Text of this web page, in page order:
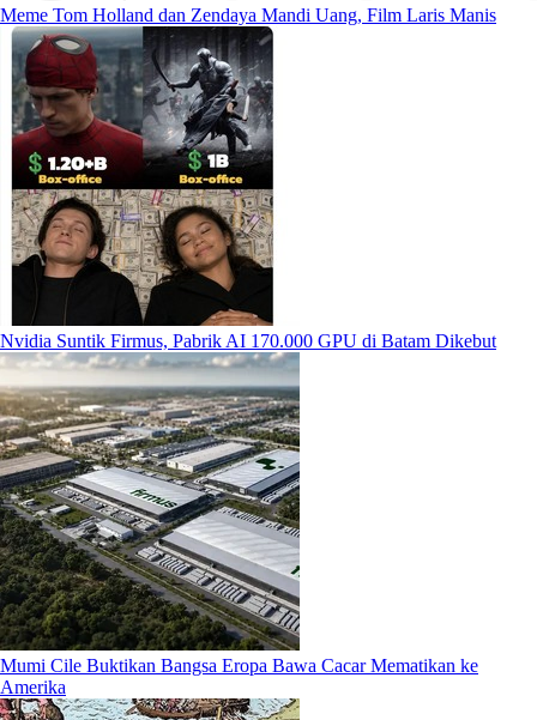
Meme Tom Holland dan Zendaya Mandi Uang, Film Laris Manis
Nvidia Suntik Firmus, Pabrik AI 170.000 GPU di Batam Dikebut
Mumi Cile Buktikan Bangsa Eropa Bawa Cacar Mematikan ke
Amerika